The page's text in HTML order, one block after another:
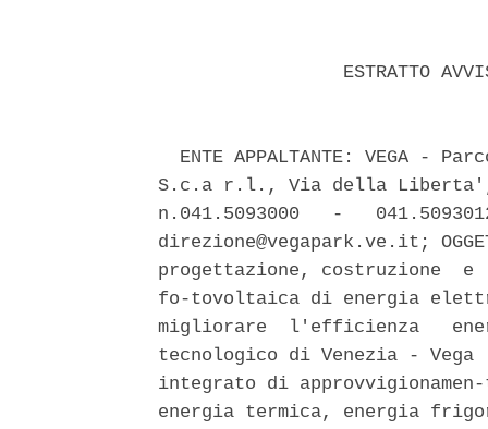
ESTRATTO
ENTE APPALTANTE: VEGA -
S.c.a r.l., Via della Liberta',
n.041.5093000   -
direzione@vegapark.ve.it;
progettazione, costruzione
fo-tovoltaica di energia
migliorare  l'efficienza
tecnologico di Venezia -
integrato di
energia termica, energia